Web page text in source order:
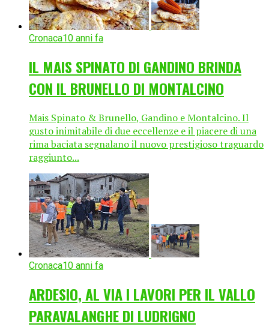
Cronaca10 anni fa
IL MAIS SPINATO DI GANDINO BRINDA
CON IL BRUNELLO DI MONTALCINO
Mais Spinato & Brunello, Gandino e Montalcino. Il
gusto inimitabile di due eccellenze e il piacere di una
rima baciata segnalano il nuovo prestigioso traguardo
raggiunto...
Cronaca10 anni fa
ARDESIO, AL VIA I LAVORI PER IL VALLO
PARAVALANGHE DI LUDRIGNO